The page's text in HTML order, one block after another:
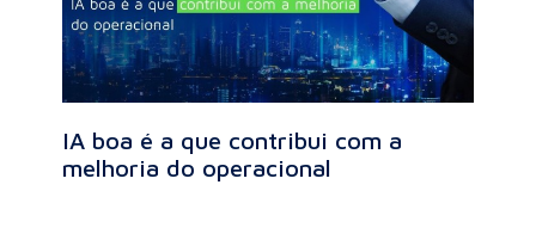
IA boa é a que contribui com a
melhoria do operacional